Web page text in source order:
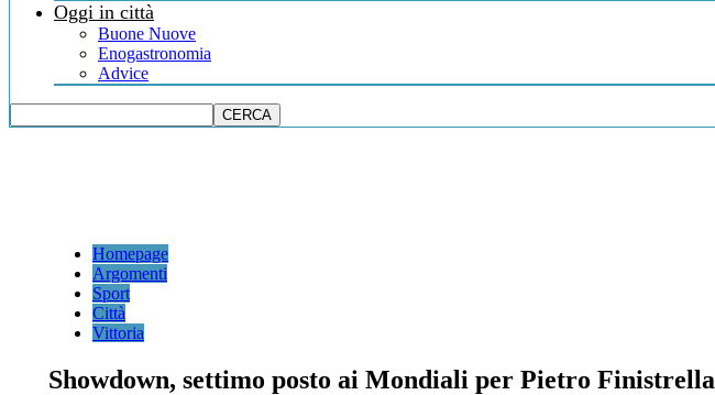
Oggi in città
Buone Nuove
Enogastronomia
Advice
Homepage
Argomenti
Sport
Città
Vittoria
Showdown, settimo posto ai Mondiali per Pietro Finistrella